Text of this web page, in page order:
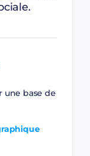
une base de